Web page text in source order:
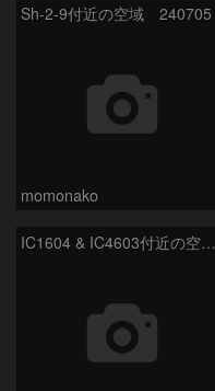
Sh-2-9付近の空域 240705
momonako
IC1604 & IC4603付近の空域 240705